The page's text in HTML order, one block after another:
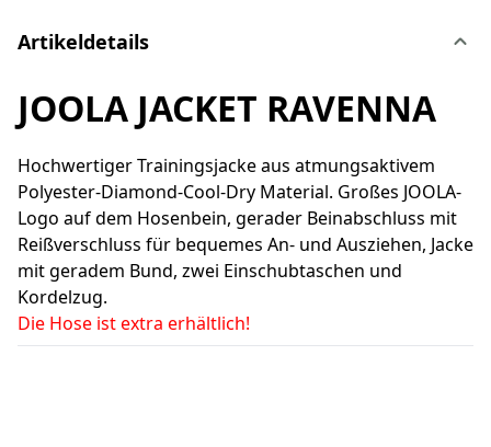
Artikeldetails
JOOLA JACKET RAVENNA
Hochwertiger Trainingsjacke aus atmungsaktivem
Polyester-Diamond-Cool-Dry Material. Großes JOOLA-
Logo auf dem Hosenbein, gerader Beinabschluss mit
Reißverschluss für bequemes An- und Ausziehen, Jacke
mit geradem Bund, zwei Einschubtaschen und
Kordelzug.
Die Hose ist extra erhältlich!